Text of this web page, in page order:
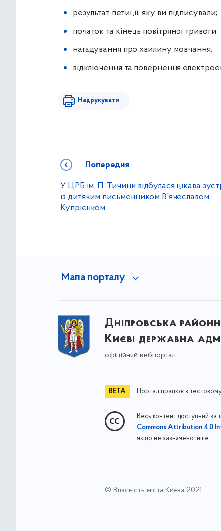
результат петиції, яку ви підписували;
початок та кінець повітряної тривоги;
нагадування про хвилину мовчання;
відключення та повернення
Надрукувати
Попередня
У ЦРБ ім. П. Тичини відбулася цікава
із дитячим письменником В'ячеславом
Купрієнком
Мапа порталу
Дніпровська
Києві державна
офіційний вебпортал
Портал працює в
Весь контент доступний за
Commons Attribution 4.0
якщо не зазначено інше
© Власність міста Києва 2021